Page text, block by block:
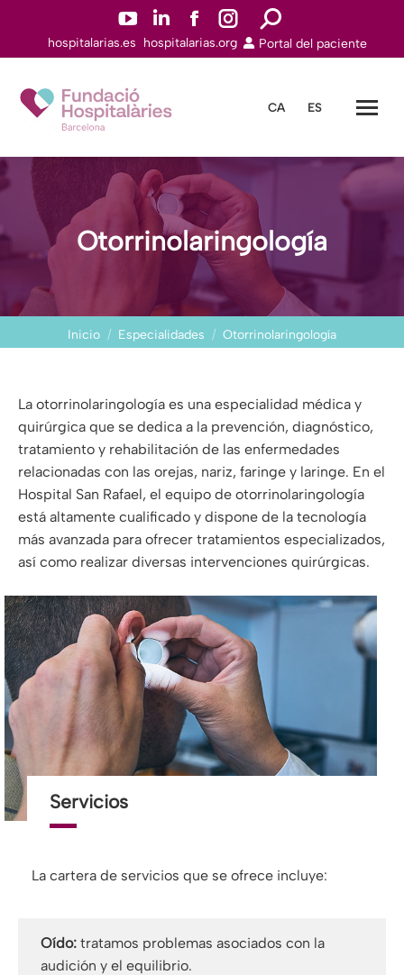
YouTuben
abre
una
ventana
Linkedinn
abre
ventana
Facebookn
abre
ventana
Instagramn
abre
ventana
Buscar:
hospitalarias.es hospitalarias.org Portal del paciente
CA ES
Otorrinolaringología
Estás aquí:
Inicio Especialidades Otorrinolaringología
La otorrinolaringología es una especialidad médica y
quirúrgica que se dedica a la prevención, diagnóstico,
tratamiento y rehabilitación de las enfermedades
relacionadas con las orejas, nariz, faringe y laringe. En el
Hospital San Rafael, el equipo de otorrinolaringología
está altamente cualificado y dispone de la tecnología
más avanzada para ofrecer tratamientos especializados,
así como realizar diversas intervenciones quirúrgicas.
Servicios
La cartera de servicios que se ofrece incluye:
Oído: tratamos problemas asociados con la
audición y el equilibrio.